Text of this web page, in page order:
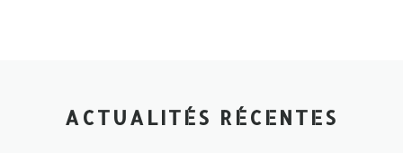
ACTUALITÉS RÉCENTES